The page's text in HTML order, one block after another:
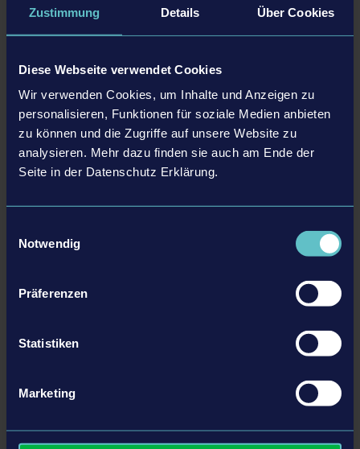
Zustimmung Details Über Cookies
Diese Webseite verwendet Cookies
Wir verwenden Cookies, um Inhalte und Anzeigen zu
personalisieren, Funktionen für soziale Medien anbieten
zu können und die Zugriffe auf unsere Website zu
analysieren. Mehr dazu finden sie auch am Ende der
Seite in der Datenschutz Erklärung.
Notwendig
Präferenzen
Statistiken
Marketing
DLC
DLC